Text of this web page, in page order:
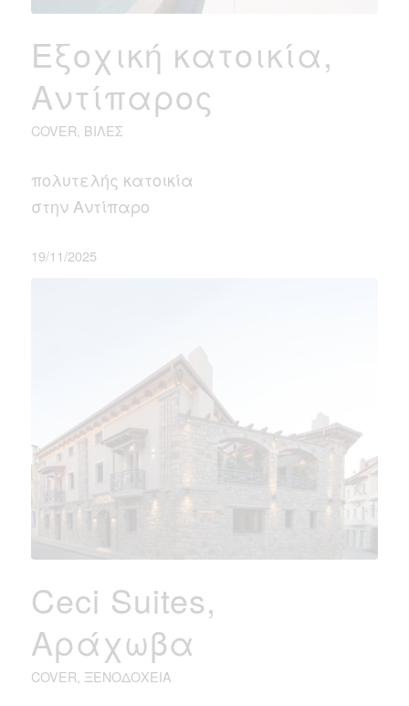
Εξοχική κατοικία,
Αντίπαρος
COVER, ΒΊΛΕΣ
πολυτελής κατοικία
στην Αντίπαρο
19/11/2025
Ceci Suites,
Αράχωβα
COVER ΞΕΝΟΔΟΧΕΊΑ